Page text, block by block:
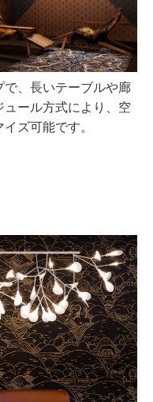
、長いテーブルや廊
ール方式により、空
ズ可能です。